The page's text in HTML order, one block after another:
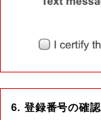
6. 登録番号の確認